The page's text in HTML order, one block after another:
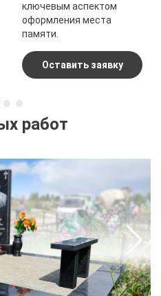
ключевым аспектом
оформления места
памяти.
Оставить заявку
работ